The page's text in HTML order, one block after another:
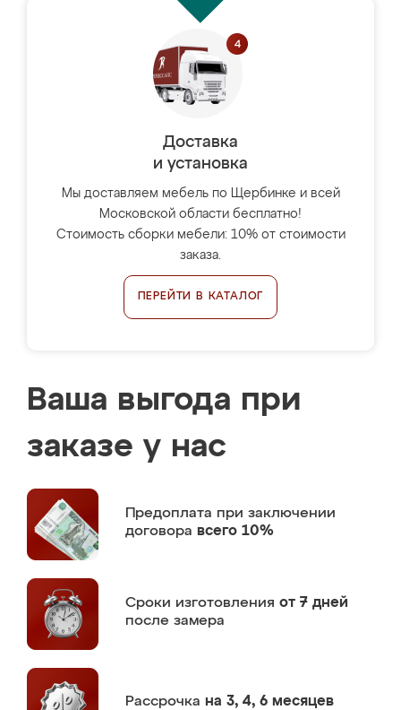
Доставка
и установка
Мы доставляем мебель по Щербинке и всей
Московской области бесплатно!
Стоимость сборки мебели: 10% от стоимости
заказа.
ПЕРЕЙТИ В КАТАЛОГ
Ваша выгода при
заказе у нас
Предоплата при заключении
договора всего 10%
Сроки изготовления от 7 дней
после замера
Рассрочка на 3, 4, 6 месяцев